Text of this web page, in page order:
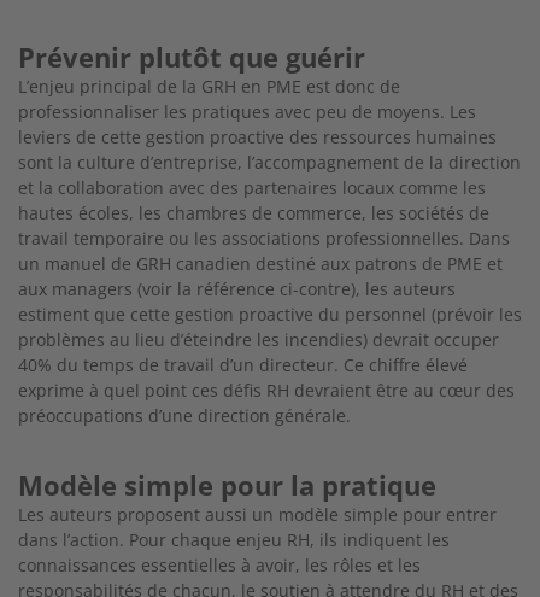
Prévenir plutôt que guérir
L’enjeu principal de la GRH en PME est donc de
professionnaliser les pratiques avec peu de moyens. Les
leviers de cette gestion proactive des ressources humaines
sont la culture d’entreprise, l’accompagnement de la direction
et la collaboration avec des partenaires locaux comme les
hautes écoles, les chambres de commerce, les sociétés de
travail temporaire ou les associations professionnelles. Dans
un manuel de GRH canadien destiné aux patrons de PME et
aux managers (voir la référence ci-contre), les auteurs
estiment que cette gestion proactive du personnel (prévoir les
problèmes au lieu d’éteindre les incendies) devrait occuper
40% du temps de travail d’un directeur. Ce chiffre élevé
exprime à quel point ces défis RH devraient être au cœur des
préoccupations d’une direction générale.
Modèle simple pour la pratique
Les auteurs proposent aussi un modèle simple pour entrer
dans l’action. Pour chaque enjeu RH, ils indiquent les
connaissances essentielles à avoir, les rôles et les
responsabilités de chacun, le soutien à attendre du RH et des